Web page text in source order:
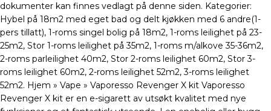
dokumenter kan finnes vedlagt på denne siden. Kategorier:
Hybel på 18m2 med eget bad og delt kjøkken med 6 andre(1-
pers tillatt), 1-roms singel bolig på 18m2, 1-roms leilighet på 23-
25m2, Stor 1-roms leilighet på 35m2, 1-roms m/alkove 35-36m2,
2-roms parleilighet 40m2, Stor 2-roms leilighet 60m2, Stor 3-
roms leilighet 60m2, 2-roms leilighet 52m2, 3-roms leilighet
52m2. Hjem » Vape » Vaporesso Revenger X kit Vaporesso
Revenger X kit er en e-sigarett av utsøkt kvalitet med nye